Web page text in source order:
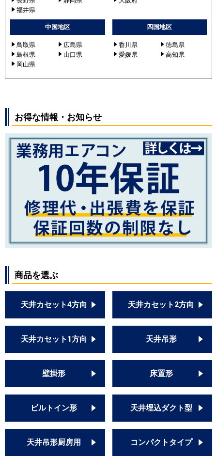
福井県
中国地区
鳥取県
広島県
島根県
山口県
岡山県
四国地区
香川県
徳島県
愛媛県
高知県
お得な情報・お知らせ
商品を選ぶ
天井カセット4方向 天井カセット2方向
天井カセット1方向 天井吊形
壁掛形 床置形
ビルトイン形 天井埋込ダクト型
天井吊形厨房用 コンパクトタイプ